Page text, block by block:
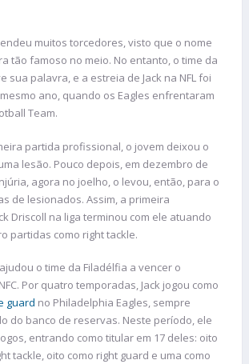
muitos torcedores, visto que o nome
tão famoso no meio. No entanto, o time da
sua palavra, e a estreia de Jack na NFL foi
ano, quando os Eagles enfrentaram
Team.
partida profissional, o jovem deixou o
lesão. Pouco depois, em dezembro de
agora no joelho, o levou, então, para o
de lesionados. Assim, a primeira
Driscoll na liga terminou com ele atuando
partidas como right tackle.
o time da Filadélfia a vencer o
Por quatro temporadas, Jack jogou como
guard no Philadelphia Eagles, sempre
do banco de reservas. Neste período, ele
entrando como titular em 17 deles: oito
tackle, oito como right guard e uma como